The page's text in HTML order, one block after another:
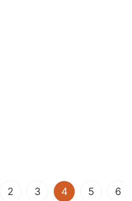
2 3 4(current)
5 6